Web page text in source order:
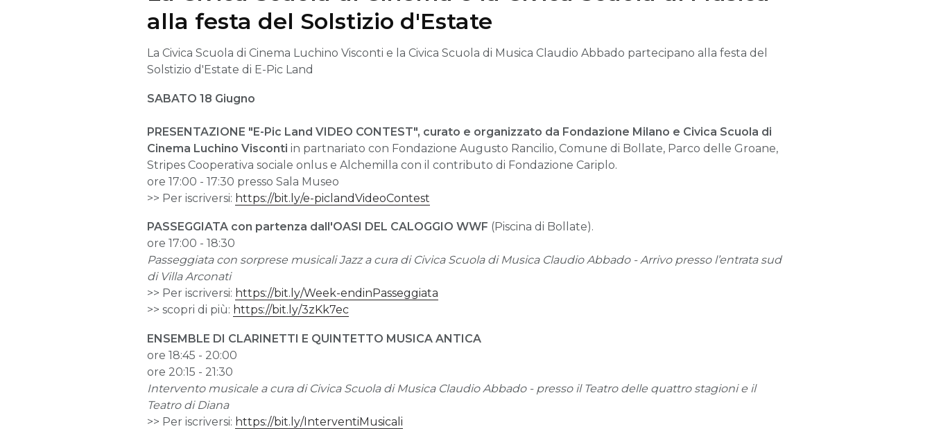
alla festa del Solstizio d'Estate
La Civica Scuola di Cinema Luchino Visconti e la Civica Scuola di Musica Claudio Abbado partecipano alla festa del
Solstizio d'Estate di E-Pic Land
SABATO 18 Giugno
PRESENTAZIONE "E-Pic Land VIDEO CONTEST", curato e organizzato da Fondazione Milano e Civica Scuola di
Cinema Luchino Visconti in partnariato con Fondazione Augusto Rancilio, Comune di Bollate, Parco delle Groane,
Stripes Cooperativa sociale onlus e Alchemilla con il contributo di Fondazione Cariplo.
ore 17:00 - 17:30 presso Sala Museo
>> Per iscriversi: https://bit.ly/e-piclandVideoContest
PASSEGGIATA con partenza dall'OASI DEL CALOGGIO WWF (Piscina di Bollate).
ore 17:00 - 18:30
Passeggiata con sorprese musicali Jazz a cura di Civica Scuola di Musica Claudio Abbado - Arrivo presso l’entrata sud
di Villa Arconati
>> Per iscriversi: https://bit.ly/Week-endinPasseggiata
>> scopri di più: https://bit.ly/3zKk7ec
ENSEMBLE DI CLARINETTI E QUINTETTO MUSICA ANTICA
ore 18:45 - 20:00
ore 20:15 - 21:30
Intervento musicale a cura di Civica Scuola di Musica Claudio Abbado - presso il Teatro delle quattro stagioni e il
Teatro di Diana
>> Per iscriversi: https://bit.ly/InterventiMusicali